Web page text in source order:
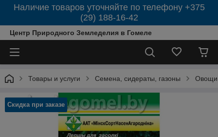
Наличие товаров уточняйте по телефону +375
(29) 188-16-42
Центр Природного Земледелия в Гомеле
Товары и услуги Семена, сидераты, газоны Овощи
Скидка при заказе